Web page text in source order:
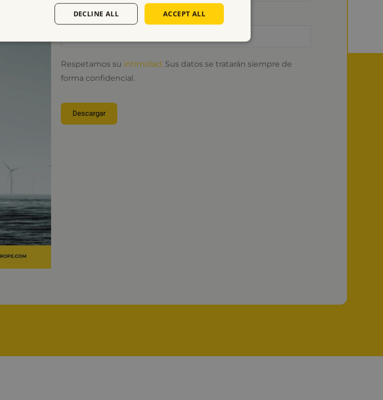
Nombre de la empresa
Respetamos su intimidad. Sus datos se tratarán siempre de
forma confidencial.
Descargar
ACCEPT ALL
DECLINE ALL